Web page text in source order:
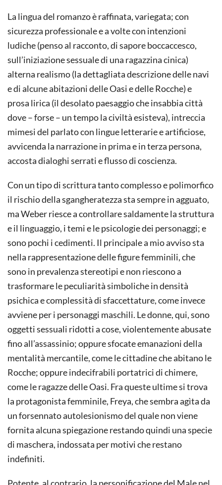
La lingua del romanzo è raffinata, variegata; con
sicurezza professionale e a volte con intenzioni
ludiche (penso al racconto, di sapore boccaccesco,
sull’iniziazione sessuale di una ragazzina cinica)
alterna realismo (la dettagliata descrizione delle navi
e di alcune abitazioni delle Oasi e delle Rocche) e
prosa lirica (il desolato paesaggio che insabbia città
dove – forse – un tempo la civiltà esisteva), intreccia
mimesi del parlato con lingue letterarie e artificiose,
avvicenda la narrazione in prima e in terza persona,
accosta dialoghi serrati e flusso di coscienza.
Con un tipo di scrittura tanto complesso e polimorfico
il rischio della sgangheratezza sta sempre in agguato,
ma Weber riesce a controllare saldamente la struttura
e il linguaggio, i temi e le psicologie dei personaggi; e
sono pochi i cedimenti. Il principale a mio avviso sta
nella rappresentazione delle figure femminili, che
sono in prevalenza stereotipi e non riescono a
trasformare le peculiarità simboliche in densità
psichica e complessità di sfaccettature, come invece
avviene per i personaggi maschili. Le donne, qui, sono
oggetti sessuali ridotti a cose, violentemente abusate
fino all’assassinio; oppure sfocate emanazioni della
mentalità mercantile, come le cittadine che abitano le
Rocche; oppure indecifrabili portatrici di chimere,
come le ragazze delle Oasi. Fra queste ultime si trova
la protagonista femminile, Freya, che sembra agìta da
un forsennato autolesionismo del quale non viene
fornita alcuna spiegazione restando quindi una specie
di maschera, indossata per motivi che restano
indefiniti.